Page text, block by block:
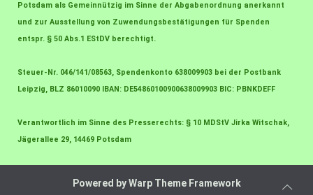
Potsdam als Gemeinnützig im Sinne der Abgabenordnung anerkannt
und zur Ausstellung von Zuwendungsbestätigungen für Spenden
entspr. § 50 Abs.1 EStDV berechtigt.
Steuer-Nr. 046/141/08563, Spendenkonto 638009903 bei der Postbank
Leipzig, BLZ 86010090 IBAN: DE54860100900638009903 BIC: PBNKDEFF
Verantwortlich im Sinne des Presserechts: § 10 MDStV Jirka Witschak,
Jägerallee 29, 14469 Potsdam
Powered byWarp Theme Framework